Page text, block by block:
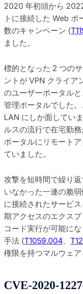
2020 年初頭から
トに接続した Web
数のキャンペーン (
ました。
標的となった 2 つの
ントが VPN クライア
のユーザーポータル
管理ポータルでした
LAN にしか面してい
ルスの流行で在宅勤
ポータルにリモート
ていました。
攻撃を短時間で繰り
いなかった一連の脆
に接続されたサービ
期アクセスのエクス
コード実行が可能に
手法 (T1059.004
権限を持つマルウェア
CVE-2020-